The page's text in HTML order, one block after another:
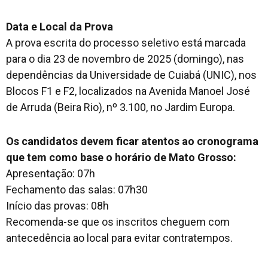
Data e Local da Prova
A prova escrita do processo seletivo está marcada
para o dia 23 de novembro de 2025 (domingo), nas
dependências da Universidade de Cuiabá (UNIC), nos
Blocos F1 e F2, localizados na Avenida Manoel José
de Arruda (Beira Rio), nº 3.100, no Jardim Europa.
Os candidatos devem ficar atentos ao cronograma
que tem como base o horário de Mato Grosso:
Apresentação: 07h
Fechamento das salas: 07h30
Início das provas: 08h
Recomenda-se que os inscritos cheguem com
antecedência ao local para evitar contratempos.